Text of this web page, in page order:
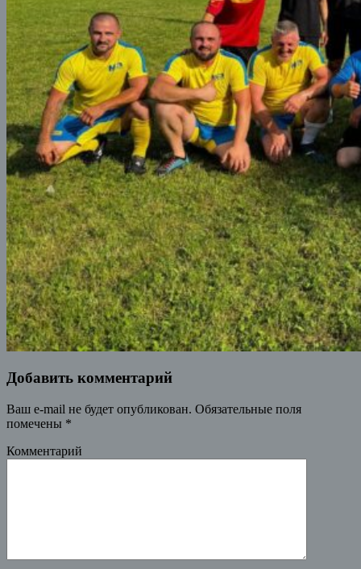
Добавить комментарий
Ваш e-mail не будет опубликован. Обязательные поля
помечены *
Комментарий